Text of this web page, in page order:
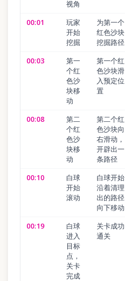
视角
00:01
玩家
开始
挖掘
为第一个
红色沙块
挖掘路径
00:03
第一
个红
色沙
块移
动
第一个红
色沙块滑
入预定位
置
00:08
第二
个红
色沙
块移
动
第二个红
色沙块向
右滑动，
开辟出一
条路径
00:10
白球
开始
滚动
白球开始
沿着清理
出的路径
向下移动
00:19
白球
进入
目标
点，
关卡
完成
关卡成功
通关